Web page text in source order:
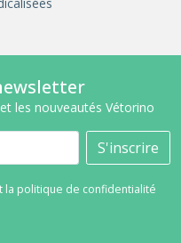
les nouveautés Vétorino
S'inscrire
la politique de confidentialité